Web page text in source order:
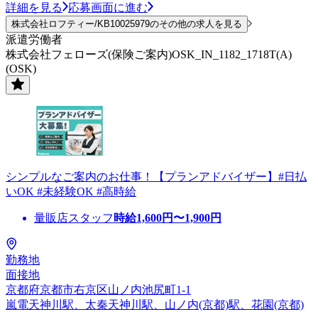
詳細を見る 応募画面に進む
株式会社ロフティー/KB10025979のその他の求人を見る
派遣労働者
株式会社フェローズ(保険ご案内)OSK_IN_1182_1718T(A)
(OSK)
シンプルなご案内のお仕事！【プランアドバイザー】#日払
いOK #未経験OK #高時給
量販店スタッフ 時給1,600円〜1,900円
勤務地
面接地
京都府京都市右京区山ノ内池尻町1-1
嵐電天神川駅、太秦天神川駅、山ノ内(京都)駅、花園(京都)